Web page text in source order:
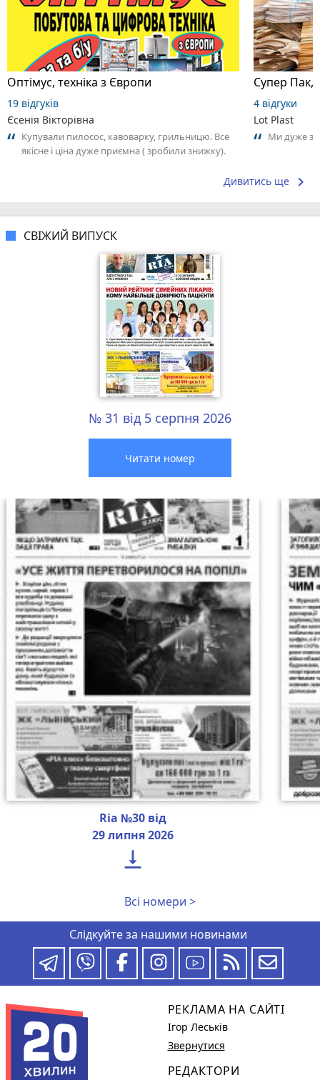
Оптімус, техніка з Європи
19 відгуків
Єсенія Вікторівна
Купували пилосос, кавоварку, грильницю. Все
якісне і ціна дуже приємна ( зробили знижку).
Супер Пак,
4 відгуки
Lot Plast
Ми дуже
Дивитись ще keyboard_arrow_right
СВІЖИЙ ВИПУСК
№ 31 від 5 серпня 2026
Читати номер
Ria №30 від
29 липня 2026

Всі номери >
Слідкуйте за нашими новинами
РЕКЛАМА НА САЙТІ
Ігор Леськів
Звернутися
РЕДАКТОРИ